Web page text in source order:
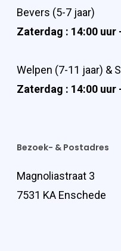
Bevers (5-7 jaar)
Zaterdag : 14:00 uur
Welpen (7-11 jaar) &
Zaterdag : 14:00 uur
Bezoek- & Postadres
Magnoliastraat 3
7531 KA Enschede